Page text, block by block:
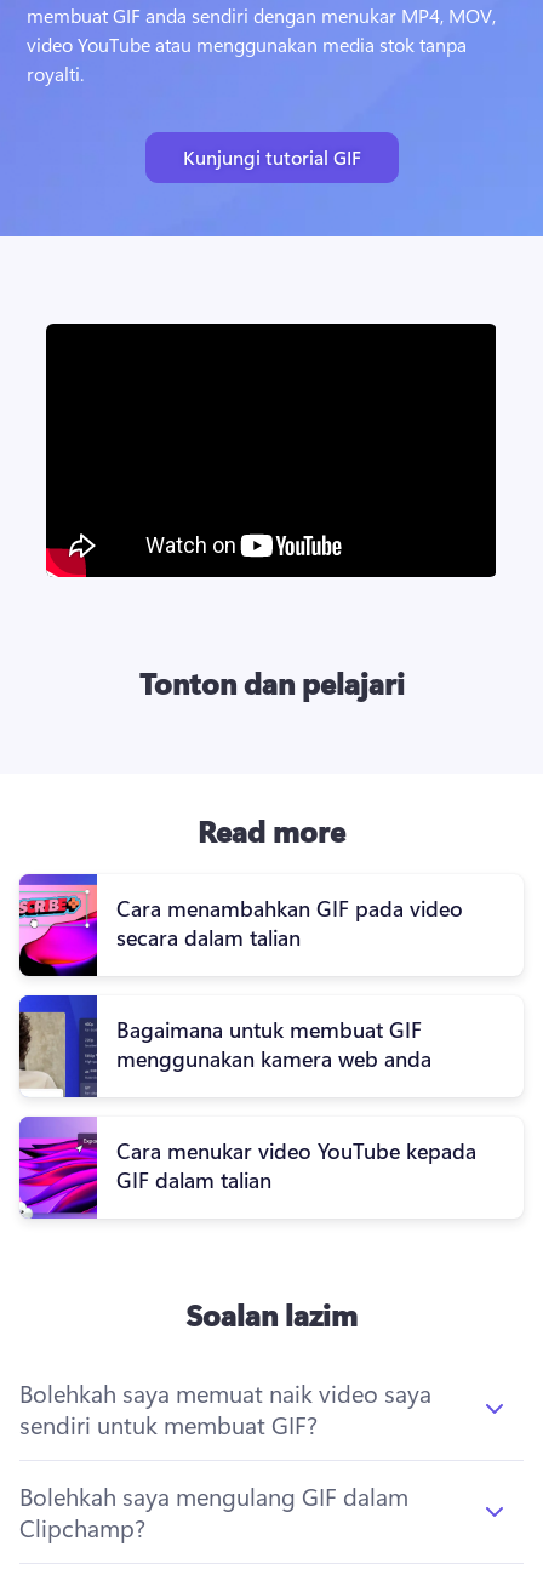
membuat GIF anda sendiri dengan menukar MP4, MOV,
video YouTube atau menggunakan media stok tanpa
royalti.
Kunjungi tutorial GIF
Tonton dan pelajari
Read more
Cara menambahkan GIF pada video
secara dalam talian
Bagaimana untuk membuat GIF
menggunakan kamera web anda
Cara menukar video YouTube kepada
GIF dalam talian
Soalan lazim
Bolehkah saya memuat naik video saya
sendiri untuk membuat GIF?
Bolehkah saya mengulang GIF dalam
Clipchamp?